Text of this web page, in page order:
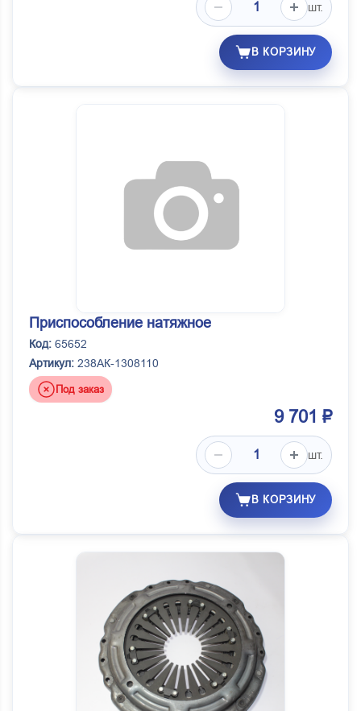
шт.
В КОРЗИНУ
Приспособление натяжное
Код: 65652
Артикул: 238АК-1308110
Под заказ
9 701 ₽
шт.
В КОРЗИНУ